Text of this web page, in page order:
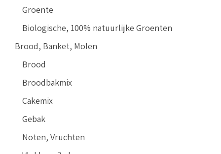
Groente
Biologische, 100% natuurlijke Groenten
Brood, Banket, Molen
Brood
Broodbakmix
Cakemix
Gebak
Noten, Vruchten